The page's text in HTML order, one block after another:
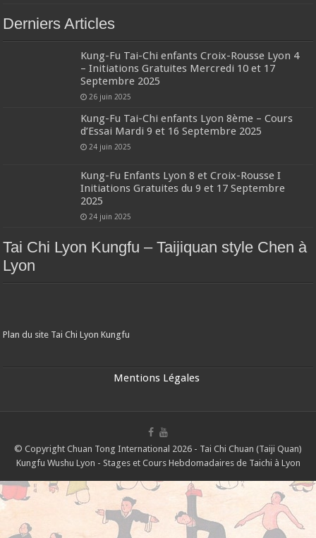
Derniers Articles
Kung-Fu Tai-Chi enfants Croix-Rousse Lyon 4
– Initiations Gratuites Mercredi 10 et 17
Septembre 2025
26 juin 2025
Kung-Fu Tai-Chi enfants Lyon 8ème – Cours
d’Essai Mardi 9 et 16 Septembre 2025
24 juin 2025
Kung-Fu Enfants Lyon 8 et Croix-Rousse I
Initiations Gratuites du 9 et 17 Septembre
2025
24 juin 2025
Tai Chi Lyon Kungfu – Taijiquan style Chen à
Lyon
Plan du site Tai Chi Lyon Kungfu
Mentions Légales
© Copyright Chuan Tong International 2026 - Tai Chi Chuan (Taiji Quan)
Kungfu Wushu Lyon - Stages et Cours Hebdomadaires de Taichi à Lyon